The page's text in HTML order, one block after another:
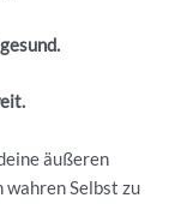
äußeren
wahren Selbst zu